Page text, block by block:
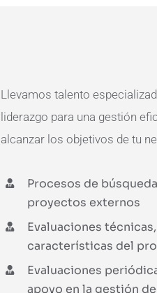
Llevamos talento
liderazgo para una gestión
alcanzar los objetivos de tu
Procesos de
proyectos externos
Evaluaciones
características del
Evaluaciones
apoyo en la gestión